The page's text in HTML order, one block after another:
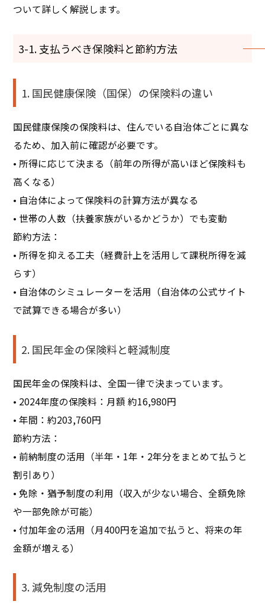
ついて詳しく解説します。
3-1. 支払うべき保険料と節約方法
1. 国民健康保険（国保）の保険料の違い
国民健康保険の保険料は、住んでいる自治体ごとに異な
るため、加入前に確認が必要です。
• 所得に応じて決まる（前年の所得が高いほど保険料も
高くなる）
• 自治体によって保険料の計算方法が異なる
• 世帯の人数（扶養家族がいるかどうか）でも変動
節約方法：
• 所得を抑える工夫（経費計上を活用して課税所得を減
らす）
• 自治体のシミュレーターを活用（自治体の公式サイト
で試算できる場合が多い）
2. 国民年金の保険料と軽減制度
国民年金の保険料は、全国一律で決まっています。
• 2024年度の保険料：月額 約16,980円
• 年間：約203,760円
節約方法：
• 前納制度の活用（半年・1年・2年分をまとめて払うと
割引あり）
• 免除・猶予制度の利用（収入が少ない場合、全額免除
や一部免除が可能）
• 付加年金の活用（月400円を追加で払うと、将来の年
金額が増える）
3. 減免制度の活用